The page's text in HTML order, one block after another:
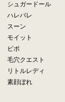
シュガードール
ハレバレ
スーン
モイット
ビボ
毛穴クエスト
リトルレディ
素顔ぼれ